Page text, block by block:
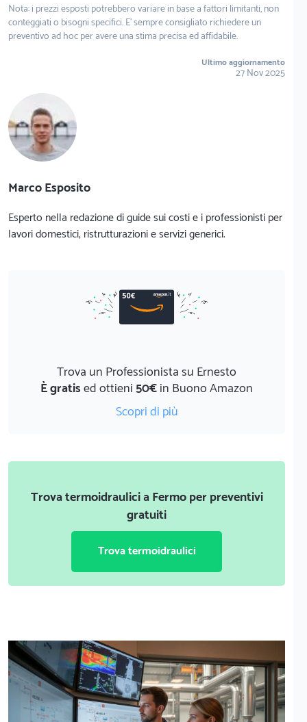
Nota: i prezzi esposti potrebbero variare in base a fattori limitanti, non
conteggiati o bisogni specifici. E' sempre consigliato richiedere un
preventivo ad hoc per avere una stima precisa ed affidabile.
Ultimo aggiornamento
27 Nov 2025
Marco Esposito
Esperto nella redazione di guide sui costi e i professionisti per
lavori domestici, ristrutturazioni e servizi generici.
Trova un Professionista su Ernesto
È gratised ottieni50€in Buono Amazon
Scopri di più
Trova termoidraulici a Fermo per preventivi
gratuiti
Trova termoidraulici